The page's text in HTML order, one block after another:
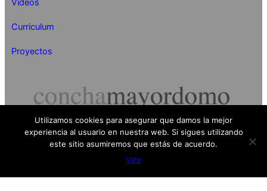
Vídeos
Curriculum
Proyectos
Concha Mayordomo 2024
Utilizamos cookies para asegurar que damos la mejor
experiencia al usuario en nuestra web. Si sigues utilizando
este sitio asumiremos que estás de acuerdo.
Vale